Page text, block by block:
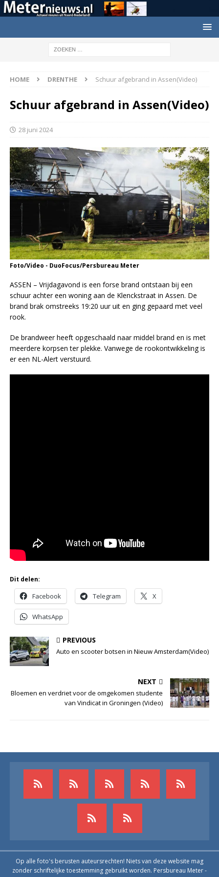
HOME DRENTHE Schuur afgebrand in Assen(Video)
Schuur afgebrand in Assen(Video)
28 juni 2024
Foto/Video - DuoFocus/Persbureau Meter
ASSEN – Vrijdagavond is een forse brand ontstaan bij een
schuur achter een woning aan de Klenckstraat in Assen. De
brand brak omstreeks 19:20 uur uit en ging gepaard met veel
rook.
De brandweer heeft opgeschaald naar middel brand en is met
meerdere korpsen ter plekke. Vanwege de rookontwikkeling is
er een NL-Alert verstuurd.
Dit delen:
Facebook Telegram X
WhatsApp
PREVIOUS
Auto en scooter botsen in Nieuw Amsterdam(Video)
NEXT
Bloemen en verdriet voor de omgekomen studente
van Vindicat in Groningen (Video)
Op alle foto's berusten auteursrechten! Niets van deze website mag
zonder schriftelijke toestemming gebruikt worden. Persbureau Meter -